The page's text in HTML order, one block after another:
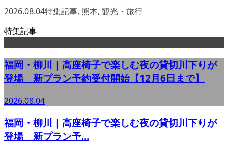
2026.08.04特集記事, 熊本, 観光・旅行
特集記事
福岡・柳川｜高座椅子で楽しむ夜の貸切川下りが
登場 新プラン予約受付開始【12月6日まで】
2026.08.04
福岡・柳川｜高座椅子で楽しむ夜の貸切川下りが
登場 新プラン予...